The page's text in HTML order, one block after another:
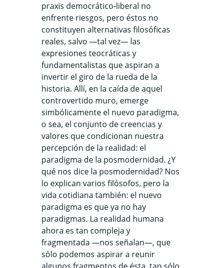
praxis democrático-liberal no
enfrente riesgos, pero éstos no
constituyen alternativas filosóficas
reales, salvo —tal vez— las
expresiones teocráticas y
fundamentalistas que aspiran a
invertir el giro de la rueda de la
historia. Allí, en la caída de aquel
controvertido muro, emerge
simbólicamente el nuevo paradigma,
o sea, el conjunto de creencias y
valores que condicionan nuestra
percepción de la realidad: el
paradigma de la posmodernidad. ¿Y
qué nos dice la posmodernidad? Nos
lo explican varios filósofos, pero la
vida cotidiana también: el nuevo
paradigma es que ya no hay
paradigmas. La realidad humana
ahora es tan compleja y
fragmentada —nos señalan—, que
sólo podemos aspirar a reunir